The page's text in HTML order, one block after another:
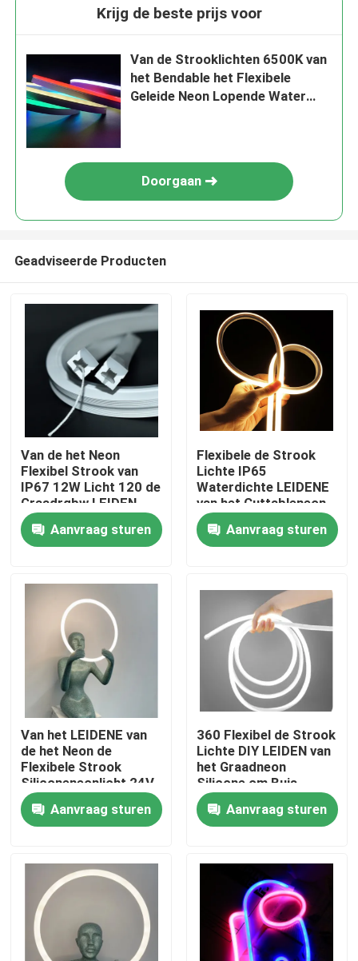
Thuis
Producten
Over ons
Fabrieksreis
Kwaliteitscontrole
Contacteer ons
Vraag een offerte aan
Van de LEIDENE het Licht Neonstrook
Krijg de beste prijs voor
Van de Strooklichten 6500K van
het Bendable het Flexibele
Geleide Neon Lopende Water
Doorgaan
Geadviseerde Producten
Van de het Neon
Flexibel Strook van
IP67 12W Licht 120 de
Graadrgbw LEIDEN
Siliconelicht
Aanvraag sturen
Flexibele de Strook
Lichte IP65
Waterdichte LEIDENE
van het Cuttableneon
Siliconebuis Lichte
24v Aanvraag sturen
Van het LEIDENE van
de het Neon de
Flexibele Strook
Siliconeneonlicht 24V
IP67 Lichte Warme
Witte Kleur
Aanvraag sturen
360 Flexibel de Strook
Lichte DIY LEIDEN van
het Graadneon
Silicone om Buis
Lichte 24V 12W IP67
Aanvraag sturen